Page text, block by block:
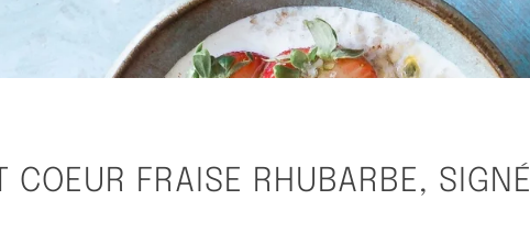
COEUR FRAISE RHUBARBE,